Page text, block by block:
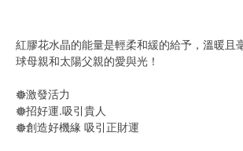
紅膠花水晶的能量是輕柔和緩的給予，溫暖且
球母親和太陽父親的愛與光！
𖣔激發活力
𖣔招好運.吸引貴人
𖣔創造好機緣 吸引正財運